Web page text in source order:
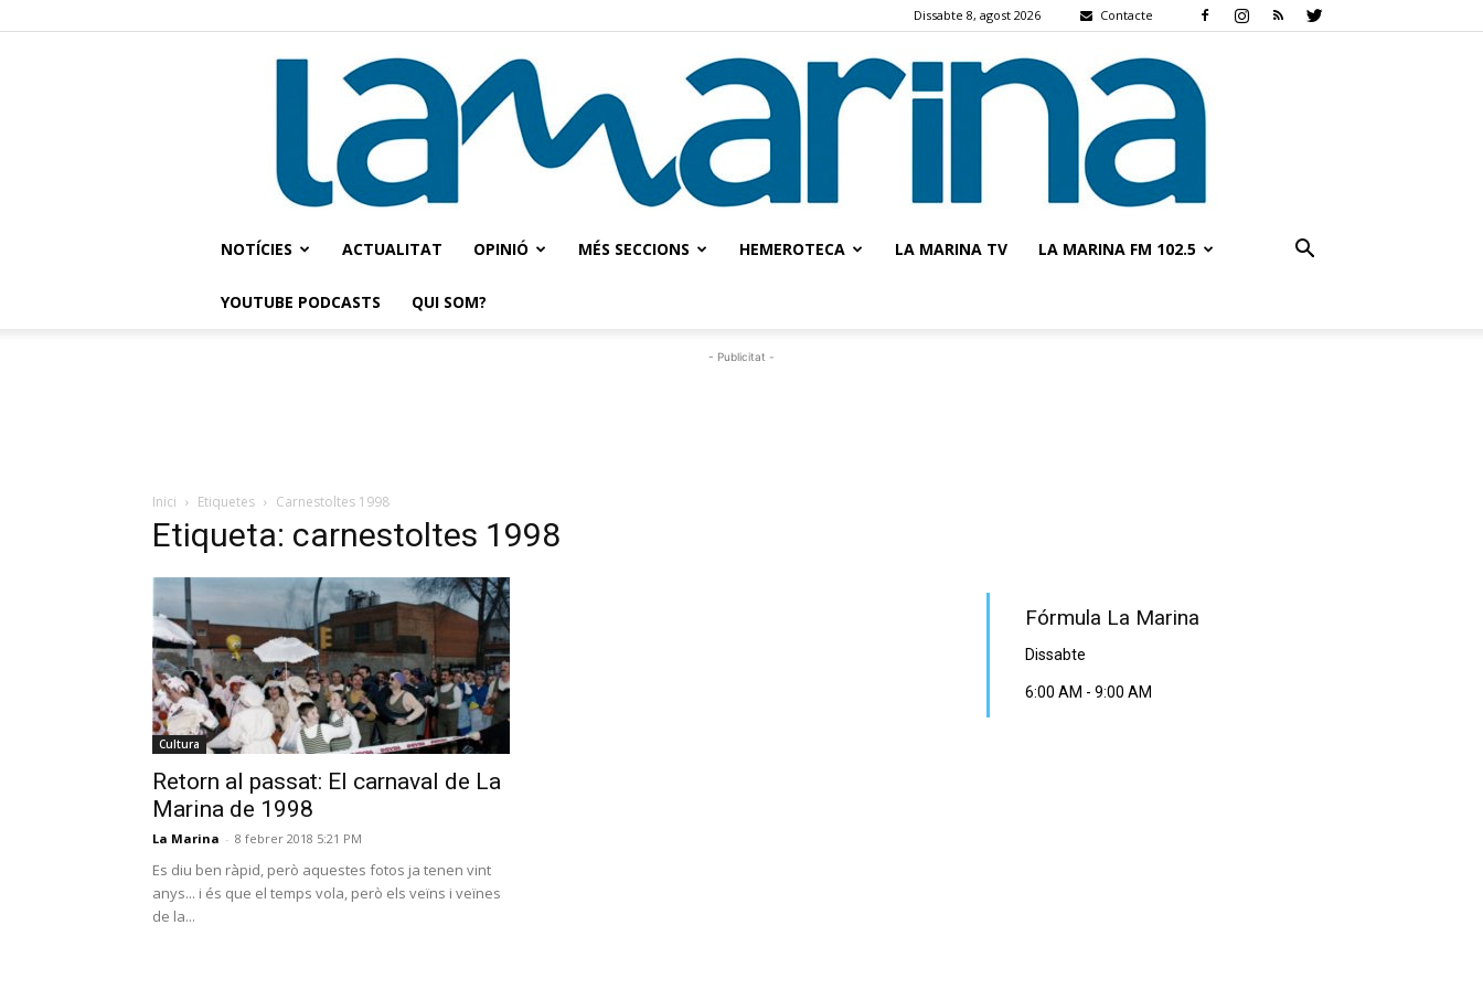
Dissabte 8, agost 2026 Contacte
NOTÍCIES ACTUALITAT OPINIÓ MÉS SECCIONS HEMEROTECA LA MARINA TV LA MARINA FM 102.5
YOUTUBE PODCASTS QUI SOM?
- Publicitat -
Inici Etiquetes Carnestoltes 1998
Etiqueta: carnestoltes 1998
Cultura
Retorn al passat: El carnaval de La
Marina de 1998
La Marina - 8 febrer 2018 5:21 PM
Es diu ben ràpid, però aquestes fotos ja tenen vint
anys... i és que el temps vola, però els veïns i veïnes
de la...
Fórmula La Marina
Dissabte
6:00 AM - 9:00 AM